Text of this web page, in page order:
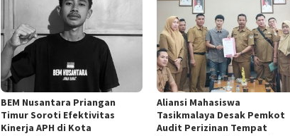
BEM Nusantara Priangan
Timur Soroti Efektivitas
Kinerja APH di Kota
Aliansi Mahasiswa
Tasikmalaya Desak Pemkot
Audit Perizinan Tempat